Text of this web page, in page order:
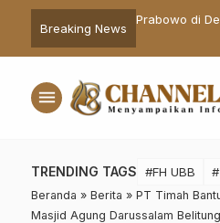
Breaking News
di Kawasan
Prabowo di
Pak Ganjar
menu
TRENDING TAGS #FH UBB
Beranda » Berita » PT Timah
Masjid Agung Darussalam